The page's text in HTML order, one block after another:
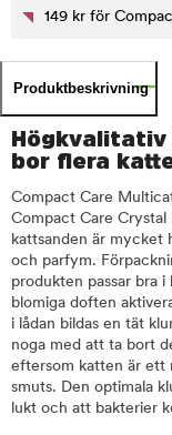
149 kr för
Produktbeskrivning
Högkvalitativ
bor flera
Compact Care
Compact Care Crystal
kattsanden är mycket
och parfym.
produkten passar bra
blomiga doften
i lådan bildas en tät
noga med att ta bort
eftersom katten är ett
smuts. Den optimala
lukt och att bakterier